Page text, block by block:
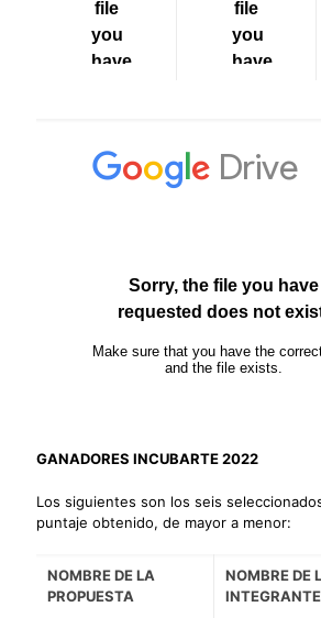
GANADORES INCUBARTE 2022
Los siguientes son los seis
puntaje obtenido, de mayor a menor:
NOMBRE DE LA
PROPUESTA
NOMBRE DE